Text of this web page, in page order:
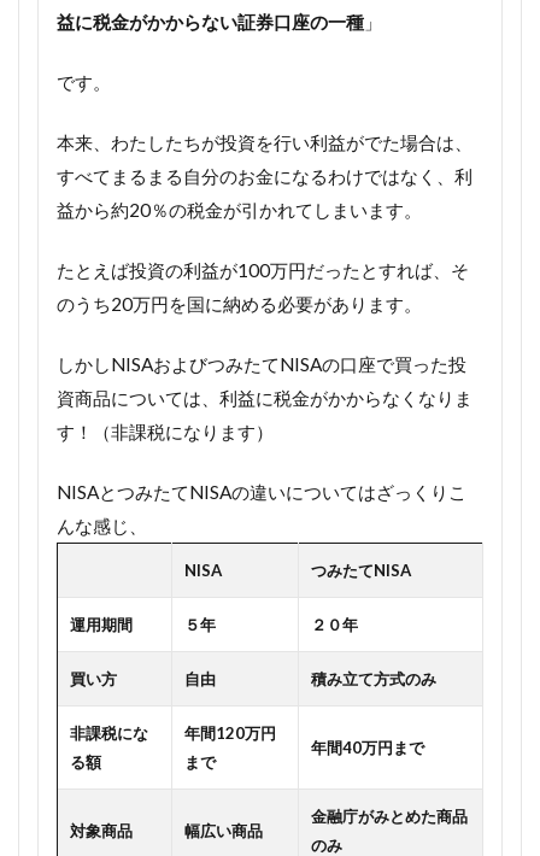
益に税金がかからない証券口座の一種 」
です。
本来、わたしたちが投資を行い利益がでた場合は、
すべてまるまる自分のお金になるわけではなく、利
益から約20％の税金が引かれてしまいます。
たとえば投資の利益が100万円だったとすれば、そ
のうち20万円を国に納める必要があります。
しかしNISAおよびつみたてNISAの口座で買った投
資商品については、利益に税金がかからなくなりま
す！（非課税になります）
NISAとつみたてNISAの違いについてはざっくりこ
んな感じ、
NISA つみたてNISA
運用期間 ５年 ２０年
買い方 自由 積み立て方式のみ
非課税にな
る額
年間120万円
まで
年間40万円まで
対象商品 幅広い商品
金融庁がみとめた商品
のみ